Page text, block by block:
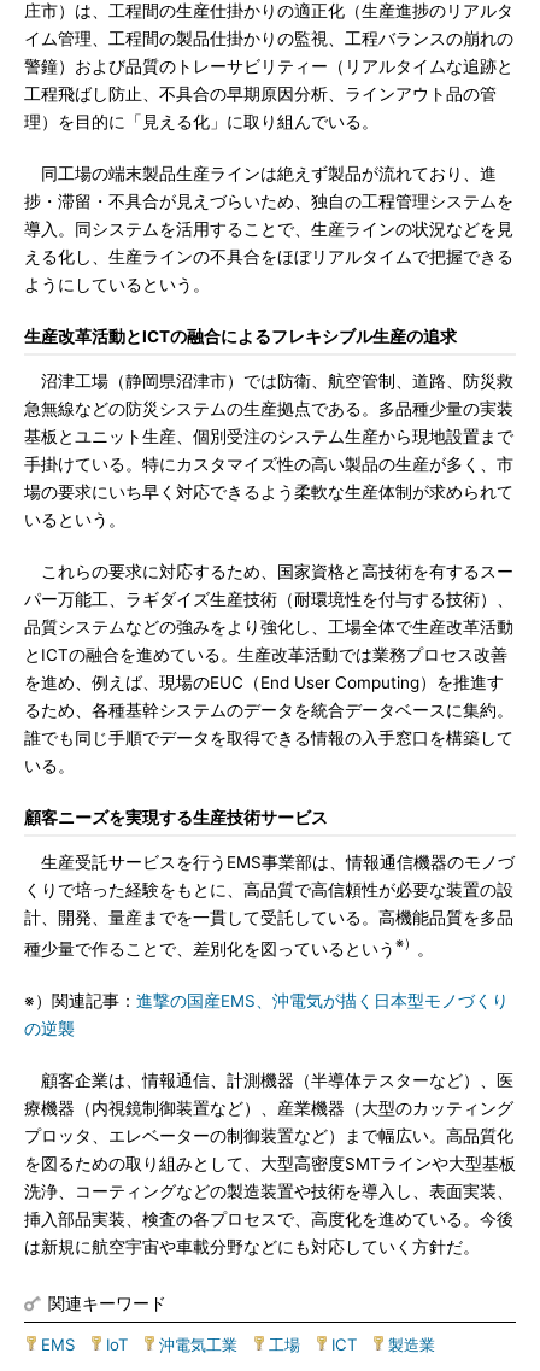
庄市）は、工程間の生産仕掛かりの適正化（生産進捗のリアルタ
イム管理、工程間の製品仕掛かりの監視、工程バランスの崩れの
警鐘）および品質のトレーサビリティー（リアルタイムな追跡と
工程飛ばし防止、不具合の早期原因分析、ラインアウト品の管
理）を目的に「見える化」に取り組んでいる。
同工場の端末製品生産ラインは絶えず製品が流れており、進
捗・滞留・不具合が見えづらいため、独自の工程管理システムを
導入。同システムを活用することで、生産ラインの状況などを見
える化し、生産ラインの不具合をほぼリアルタイムで把握できる
ようにしているという。
生産改革活動とICTの融合によるフレキシブル生産の追求
沼津工場（静岡県沼津市）では防衛、航空管制、道路、防災救
急無線などの防災システムの生産拠点である。多品種少量の実装
基板とユニット生産、個別受注のシステム生産から現地設置まで
手掛けている。特にカスタマイズ性の高い製品の生産が多く、市
場の要求にいち早く対応できるよう柔軟な生産体制が求められて
いるという。
これらの要求に対応するため、国家資格と高技術を有するスー
パー万能工、ラギダイズ生産技術（耐環境性を付与する技術）、
品質システムなどの強みをより強化し、工場全体で生産改革活動
とICTの融合を進めている。生産改革活動では業務プロセス改善
を進め、例えば、現場のEUC（End User Computing）を推進す
るため、各種基幹システムのデータを統合データベースに集約。
誰でも同じ手順でデータを取得できる情報の入手窓口を構築して
いる。
顧客ニーズを実現する生産技術サービス
生産受託サービスを行うEMS事業部は、情報通信機器のモノづ
くりで培った経験をもとに、高品質で高信頼性が必要な装置の設
計、開発、量産までを一貫して受託している。高機能品質を多品
種少量で作ることで、差別化を図っているという ※） 。
※）関連記事： 進撃の国産EMS、沖電気が描く日本型モノづくり
の逆襲
顧客企業は、情報通信、計測機器（半導体テスターなど）、医
療機器（内視鏡制御装置など）、産業機器（大型のカッティング
プロッタ、エレベーターの制御装置など）まで幅広い。高品質化
を図るための取り組みとして、大型高密度SMTラインや大型基板
洗浄、コーティングなどの製造装置や技術を導入し、表面実装、
挿入部品実装、検査の各プロセスで、高度化を進めている。今後
は新規に航空宇宙や車載分野などにも対応していく方針だ。
関連キーワード
EMS IoT 沖電気工業 工場 ICT 製造業